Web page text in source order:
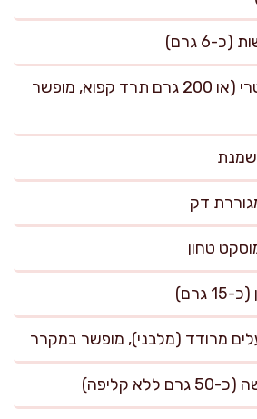
250 גרם תרד טרי (או 200 גרם תרד קפוא, מופשר